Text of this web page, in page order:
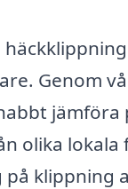
Genom
jämföra
olika lokala
på klippning